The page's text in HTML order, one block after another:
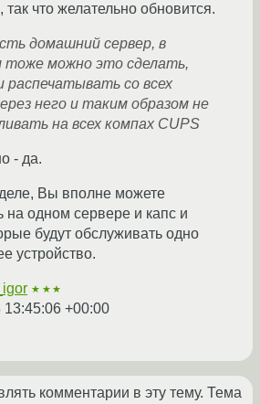
так что желательно обновится.
домашний сервер, в
тоже можно это сделать,
распечатывать со всех
него и таким образом не
на всех компах CUPS
- да.
Вы вполне можете
на одном сервере и капс и
будут обслуживать одно
устройство.
★★★
13:45:06 +00:00
комментарии в эту тему. Тема